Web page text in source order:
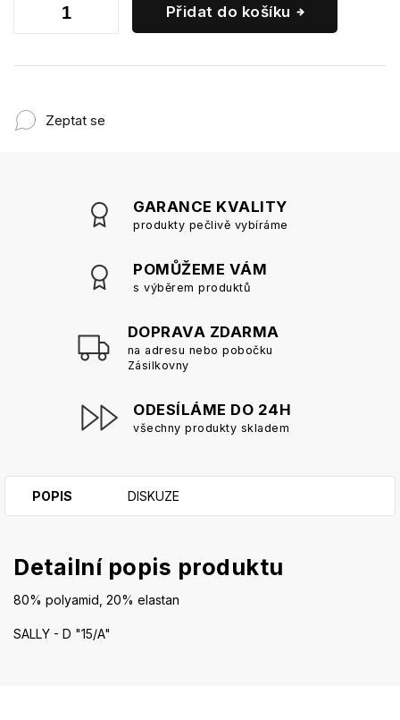
Přidat do košíku
Zeptat se
GARANCE KVALITY
produkty pečlivě vybíráme
POMŮŽEME VÁM
s výběrem produktů
DOPRAVA ZDARMA
na adresu nebo pobočku
Zásilkovny
ODESÍLÁME DO 24H
všechny produkty skladem
POPIS DISKUZE
Detailní popis produktu
80% polyamid, 20% elastan
SALLY - D "15/A"